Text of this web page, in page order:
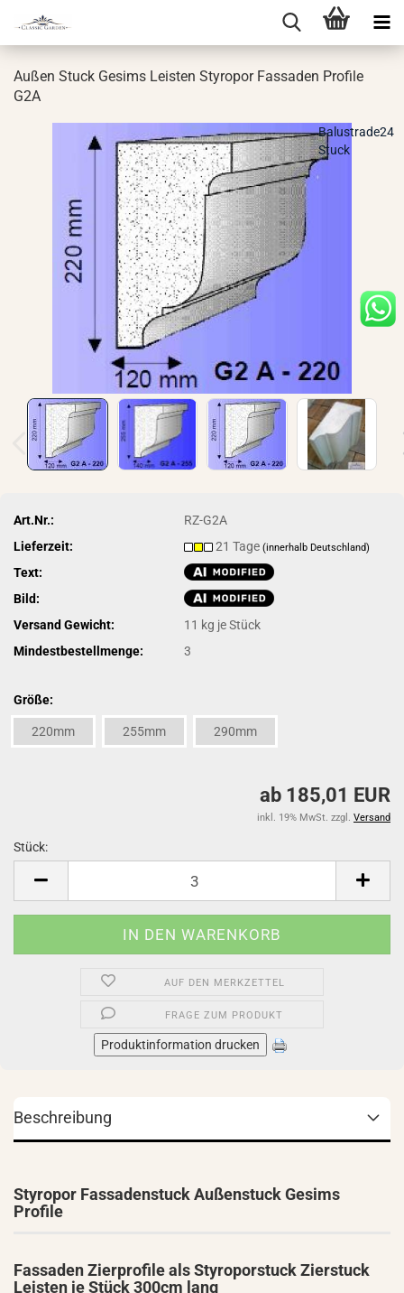
Außen Stuck Ge­sims Leis­ten Sty­ro­por Fas­sa­den Pro­fi­le
G2A
Balustrade24
Stuck
Art.Nr.:
RZ-G2A
Lieferzeit:
21 Tage(innerhalb Deutschland)
Text:
Bild:
Versand Gewicht:
11 kg je Stück
Mindestbestellmenge:
3
Größe:
220mm 255mm 290mm
ab 185,01 EUR
inkl. 19% MwSt. zzgl. Versand
Stück:
AUF DEN MERKZETTEL
FRAGE ZUM PRODUKT
Produktinformation drucken
Beschreibung
Styropor Fassadenstuck Außenstuck Gesims
Profile
Fassaden Zierprofile als Styroporstuck Zierstuck
Leisten je Stück 300cm lang